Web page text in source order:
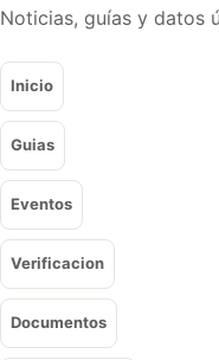
Noticias, guías y datos
Inicio
Guias
Eventos
Verificacion
Documentos